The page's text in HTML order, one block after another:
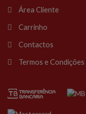
Área Cliente
Carrinho
Contactos
Termos e Condições